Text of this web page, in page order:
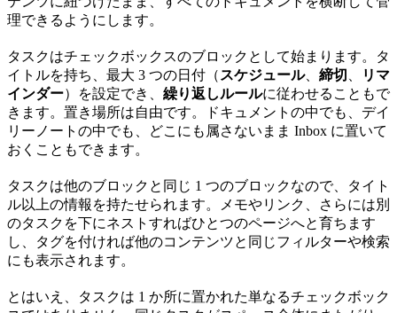
理できるようにします。
タスクはチェックボックスのブロックとして始まります。タ
イトルを持ち、最大 3 つの日付（ スケジュール、 締切
リマ
インダー）を設定でき、 繰り返しルールに従わせることもで
きます。置き場所は自由です。ドキュメントの中でも、デイ
リーノートの中でも、どこにも属さないまま Inbox に置いて
おくこともできます。
タスクは他のブロックと同じ 1 つのブロックなので、タイト
ル以上の情報を持たせられます。メモやリンク、さらには別
のタスクを下にネストすればひとつのページへと育ちます
し、タグを付ければ他のコンテンツと同じフィルターや検索
にも表示されます。
とはいえ、タスクは 1 か所に置かれた単なるチェックボック